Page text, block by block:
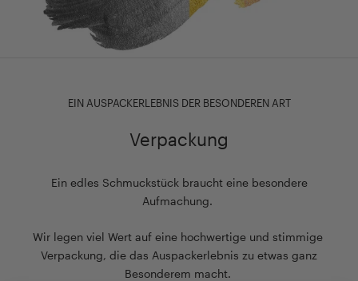
EIN AUSPACKERLEBNIS DER BESONDEREN ART
Verpackung
Ein edles Schmuckstück braucht eine besondere
Aufmachung.
Wir legen viel Wert auf eine hochwertige und stimmige
Verpackung, die das Auspackerlebnis zu etwas ganz
Besonderem macht.